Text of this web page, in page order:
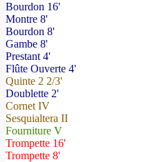
Bourdon 16'
Montre 8'
Bourdon 8'
Gambe 8'
Prestant 4'
Flûte Ouverte 4'
Quinte 2 2/3'
Doublette 2'
Cornet IV
Sesquialtera II
Fourniture V
Trompette 16'
Trompette 8'